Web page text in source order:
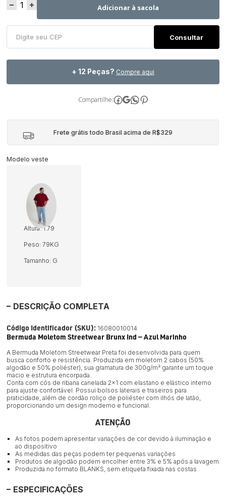
Adicionar à sacola
+ 12 Peças? Compre aqui
Compartilhe:
Frete grátis todo Brasil acima de R$329
Modelo veste
Altura: 1.79
Peso: 79KG
Tamanho: G
DESCRIÇÃO COMPLETA
Código Identificador (SKU): 16080010014
Bermuda Moletom Streetwear Brunx Ind — Azul Marinho
A Bermuda Moletom Streetwear Preta foi desenvolvida para quem
busca conforto e resistência. Produzida em moletom 2 cabos (50%
algodão e 50% poliéster), sua gramatura de 300g/m² garante um toque
macio e estrutura encorpada.
Conta com cós de ribana canelada 2×1 com elastano e elástico interno
para ajuste confortável. Possui bolsos laterais e traseiros para
praticidade, além de cordão roliço de poliéster com ilhós de latão,
proporcionando um design moderno e funcional.
ATENÇÃO
As fotos podem apresentar variações de cor devido à iluminação e
ao dispositivo
As medidas das peças podem ter pequenas variações
Produtos de algodão podem encolher entre 3% e 5% após a lavagem
Produzida no formato BLANKS, sem etiqueta fixada nas costas
ESPECIFICAÇÕES